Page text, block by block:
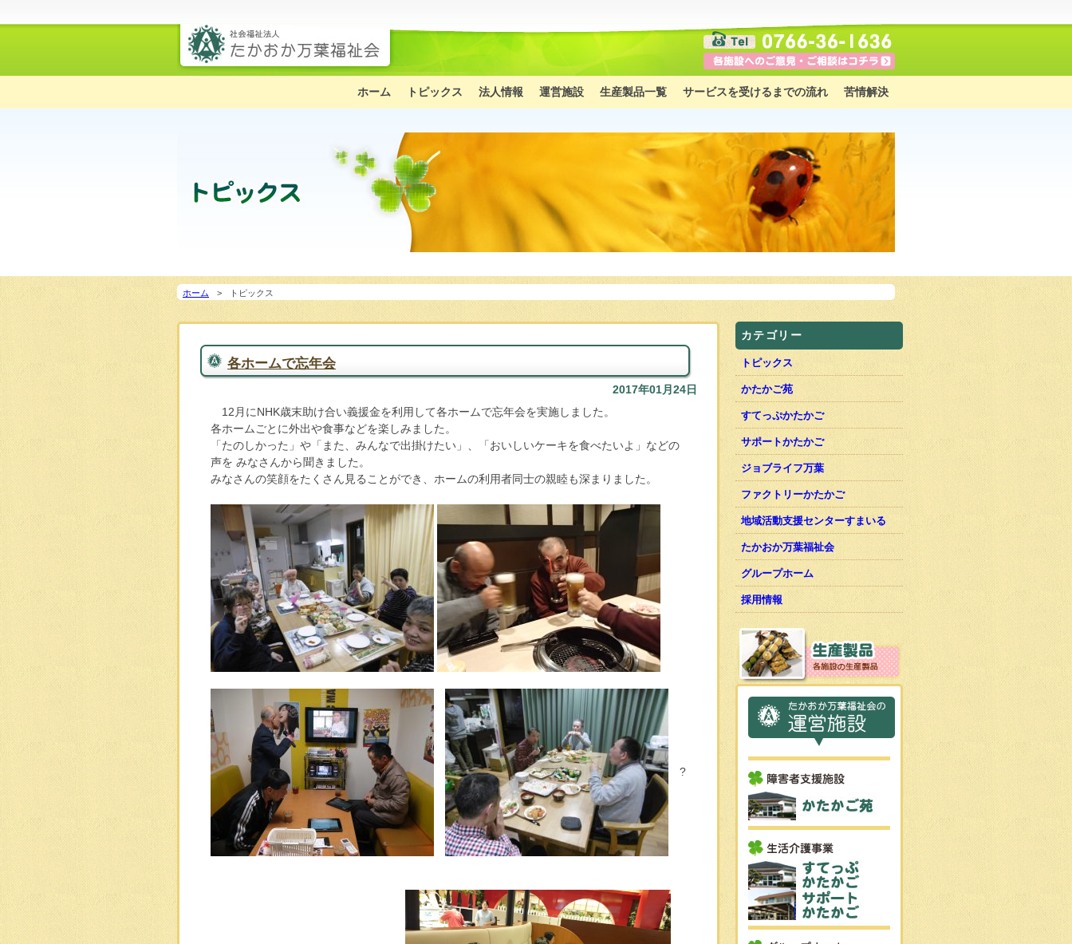
ホーム トピックス 法人情報 運営施設 生産製品一覧 サービスを受けるまでの流れ 苦情解決
ホーム トピックス
各ホームで忘年会
2017年01月24日
12月にNHK歳末助け合い義援金を利用して各ホームで忘年会を実施しました。
各ホームごとに外出や食事などを楽しみました。
「たのしかった」や「また、みんなで出掛けたい」、「おいしいケーキを食べたいよ」などの
声を みなさんから聞きました。
みなさんの笑顔をたくさん見ることができ、ホームの利用者同士の親睦も深まりました。
?
カテゴリー
トピックス
かたかご苑
すてっぷかたかご
サポートかたかご
ジョブライフ万葉
ファクトリーかたかご
地域活動支援センターすまいる
たかおか万葉福祉会
グループホーム
採用情報